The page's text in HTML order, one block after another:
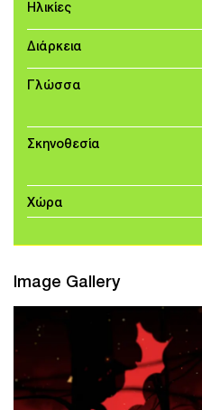
Ηλικίες
Διάρκεια
Γλώσσα
Σκηνοθεσία
Χώρα
Image Gallery